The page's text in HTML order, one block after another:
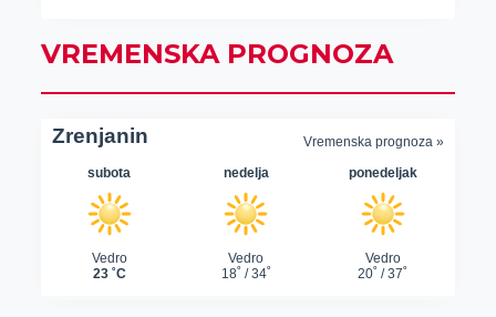
VREMENSKA PROGNOZA